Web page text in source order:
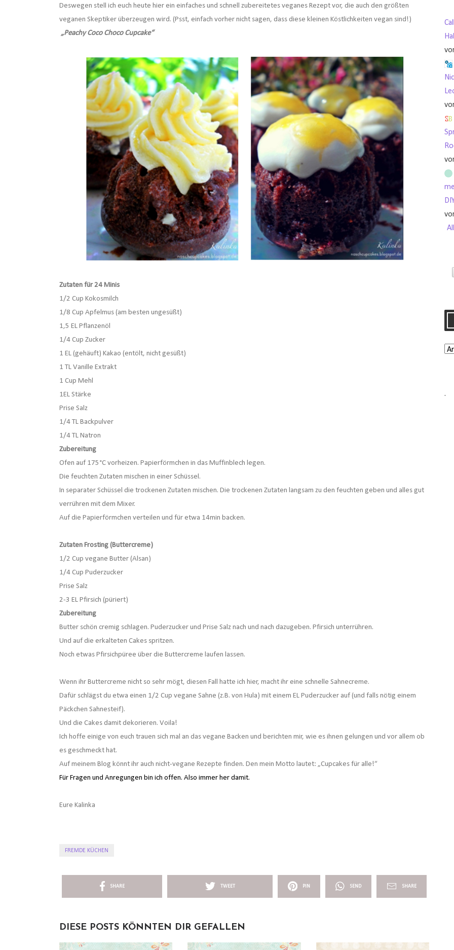
Deswegen stell ich euch heute hier ein einfaches und schnell zubereitetes veganes Rezept vor, die auch den größten
veganen Skeptiker überzeugen wird. (Psst, einfach vorher nicht sagen, dass diese kleinen Köstlichkeiten vegan sind!)
„Peachy Coco Choco Cupcake“
Zutaten für 24 Minis
1/2 Cup Kokosmilch
1/8 Cup Apfelmus (am besten ungesüßt)
1,5 EL Pflanzenöl
1/4 Cup Zucker
1 EL (gehäuft) Kakao (entölt, nicht gesüßt)
1 TL Vanille Extrakt
1 Cup Mehl
1EL Stärke
Prise Salz
1/4 TL Backpulver
1/4 TL Natron
Zubereitung
Ofen auf 175°C vorheizen. Papierförmchen in das Muffinblech legen.
Die feuchten Zutaten mischen in einer Schüssel.
In separater Schüssel die trockenen Zutaten mischen. Die trockenen Zutaten langsam zu den feuchten geben und alles gut
verrühren mit dem Mixer.
Auf die Papierförmchen verteilen und für etwa 14min backen.
Zutaten Frosting (Buttercreme)
1/2 Cup vegane Butter (Alsan)
1/4 Cup Puderzucker
Prise Salz
2-3 EL Pfirsich (püriert)
Zubereitung
Butter schön cremig schlagen. Puderzucker und Prise Salz nach und nach dazugeben. Pfirsich unterrühren.
Und auf die erkalteten Cakes spritzen.
Noch etwas Pfirsichpüree über die Buttercreme laufen lassen.
Wenn ihr Buttercreme nicht so sehr mögt, diesen Fall hatte ich hier, macht ihr eine schnelle Sahnecreme.
Dafür schlägst du etwa einen 1/2 Cup vegane Sahne (z.B. von Hula) mit einem EL Puderzucker auf (und falls nötig einem
Päckchen Sahnesteif).
Und die Cakes damit dekorieren. Voila!
Ich hoffe einige von euch trauen sich mal an das vegane Backen und berichten mir, wie es ihnen gelungen und vor allem ob
es geschmeckt hat.
Auf meinem Blog könnt ihr auch nicht-vegane Rezepte finden. Den mein Motto lautet: „Cupcakes für alle!“
Für Fragen und Anregungen bin ich offen. Also immer her damit.
Eure Kalinka
FREMDE KÜCHEN
SHARE TWEET PIN SEND SHARE
DIESE POSTS KÖNNTEN DIR GEFALLEN
.